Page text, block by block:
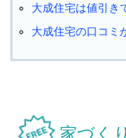
大成住宅は値引き
大成住宅の口コミ